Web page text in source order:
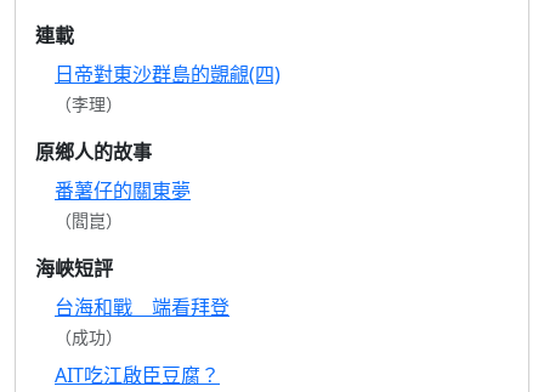
連載
日帝對東沙群島的覬覦(四)
（李理）
原鄉人的故事
番薯仔的關東夢
（閻崑）
海峽短評
台海和戰 端看拜登
（成功）
AIT吃江啟臣豆腐？